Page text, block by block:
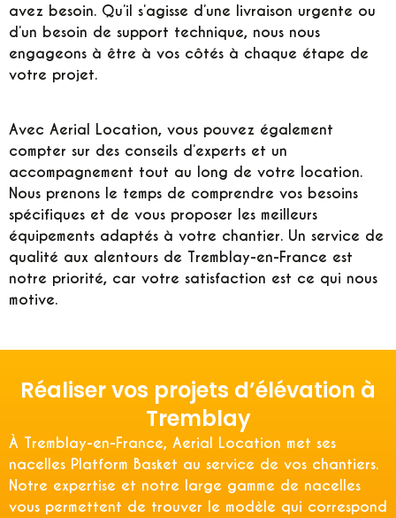
avez besoin. Qu’il s’agisse d’une livraison urgente ou
d’un besoin de support technique, nous nous
engageons à être à vos côtés à chaque étape de
votre projet.
Avec Aerial Location, vous pouvez également
compter sur des conseils d’experts et un
accompagnement tout au long de votre location.
Nous prenons le temps de comprendre vos besoins
spécifiques et de vous proposer les meilleurs
équipements adaptés à votre chantier. Un service de
qualité aux alentours de Tremblay-en-France est
notre priorité, car votre satisfaction est ce qui nous
motive.
Réaliser vos projets d’élévation à
Tremblay
À Tremblay-en-France, Aerial Location met ses
nacelles Platform Basket au service de vos chantiers.
Notre expertise et notre large gamme de nacelles
vous permettent de trouver le modèle qui correspond